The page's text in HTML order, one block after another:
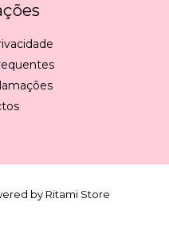
by Ritami Store